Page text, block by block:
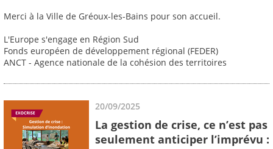
Merci à la Ville de Gréoux-les-Bains pour son accueil.
L'Europe s'engage en Région Sud
Fonds européen de développement régional (FEDER)
ANCT - Agence nationale de la cohésion des territoires
20/09/2025
La gestion de crise, ce n’est pas
seulement anticiper l’imprévu :